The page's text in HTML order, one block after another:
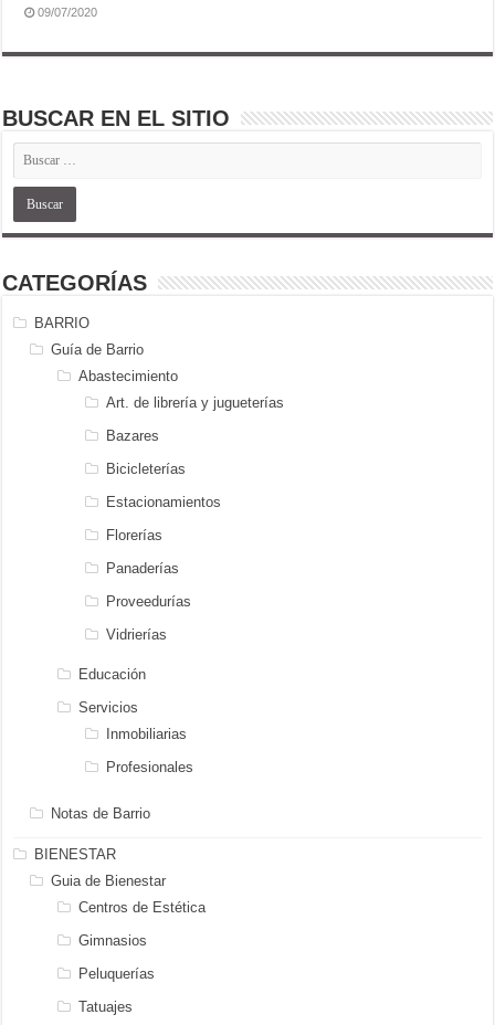
09/07/2020
BUSCAR EN EL SITIO
CATEGORÍAS
BARRIO
Guía de Barrio
Abastecimiento
Art. de librería y jugueterías
Bazares
Bicicleterías
Estacionamientos
Florerías
Panaderías
Proveedurías
Vidrierías
Educación
Servicios
Inmobiliarias
Profesionales
Notas de Barrio
BIENESTAR
Guia de Bienestar
Centros de Estética
Gimnasios
Peluquerías
Tatuajes